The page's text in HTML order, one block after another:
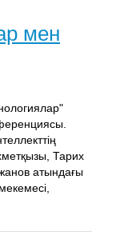
мен
Тарих
атындағы